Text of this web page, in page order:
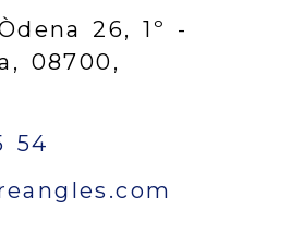
26, 1º -
08700,
54